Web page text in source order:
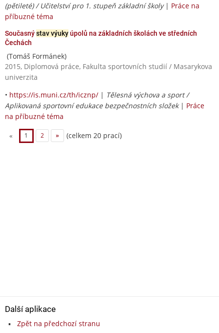
(pětileté) / Učitelství pro 1. stupeň základní školy| Práce na
příbuzné téma
Současnýstav výukyúpolů na základních školách ve středních
Čechách
(Tomáš Formánek)
2015, Diplomová práce, Fakulta sportovních studií / Masarykova
univerzita
• https://is.muni.cz/th/icznp/ | Tělesná výchova a sport /
Aplikovaná sportovní edukace bezpečnostních složek| Práce
na příbuzné téma
« 1 2 » (celkem 20 prací)
Další aplikace
Zpět na předchozí stranu